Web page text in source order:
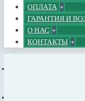
ОПЛАТА +
ГАРАНТИЯ И
О НАС +
КОНТАКТЫ +